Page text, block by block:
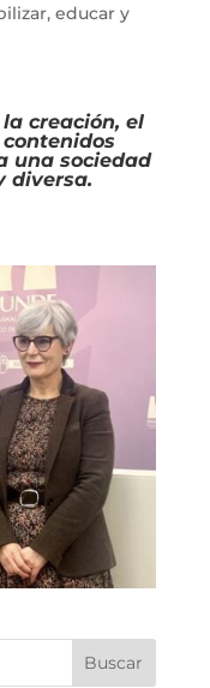
educar y
creación, el
una sociedad
diversa.
Buscar